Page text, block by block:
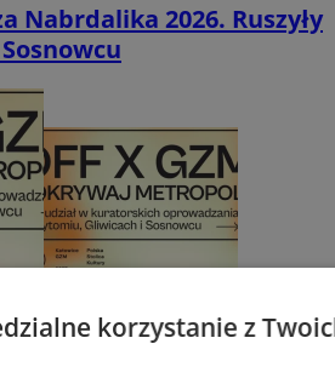
Nabrdalika 2026. Ruszyły
korzystanie z